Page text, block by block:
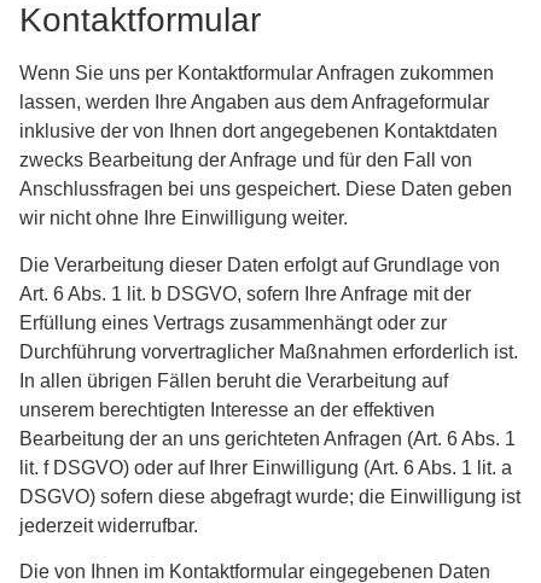
Kontaktformular
Wenn Sie uns per Kontaktformular Anfragen zukommen
lassen, werden Ihre Angaben aus dem Anfrageformular
inklusive der von Ihnen dort angegebenen Kontaktdaten
zwecks Bearbeitung der Anfrage und für den Fall von
Anschlussfragen bei uns gespeichert. Diese Daten geben
wir nicht ohne Ihre Einwilligung weiter.
Die Verarbeitung dieser Daten erfolgt auf Grundlage von
Art. 6 Abs. 1 lit. b DSGVO, sofern Ihre Anfrage mit der
Erfüllung eines Vertrags zusammenhängt oder zur
Durchführung vorvertraglicher Maßnahmen erforderlich ist.
In allen übrigen Fällen beruht die Verarbeitung auf
unserem berechtigten Interesse an der effektiven
Bearbeitung der an uns gerichteten Anfragen (Art. 6 Abs. 1
lit. f DSGVO) oder auf Ihrer Einwilligung (Art. 6 Abs. 1 lit. a
DSGVO) sofern diese abgefragt wurde; die Einwilligung ist
jederzeit widerrufbar.
Die von Ihnen im Kontaktformular eingegebenen Daten